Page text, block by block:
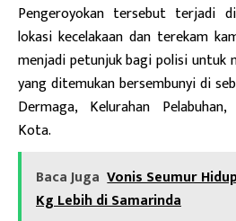
Pengeroyokan tersebut terjadi
lokasi kecelakaan dan terekam
menjadi petunjuk bagi polisi untuk
yang ditemukan bersembunyi di
Dermaga, Kelurahan
Kota.
Baca Juga Vonis Seumur
Kg Lebih di Samarinda